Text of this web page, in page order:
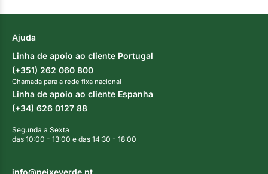
Ajuda
Linha de apoio ao cliente Portugal
(+351) 262 060 800
Chamada para a rede fixa nacional
Linha de apoio ao cliente Espanha
(+34) 626 0127 88
Segunda a Sexta
das 10:00 - 13:00 e das 14:30 - 18:00
info@peixeverde.pt